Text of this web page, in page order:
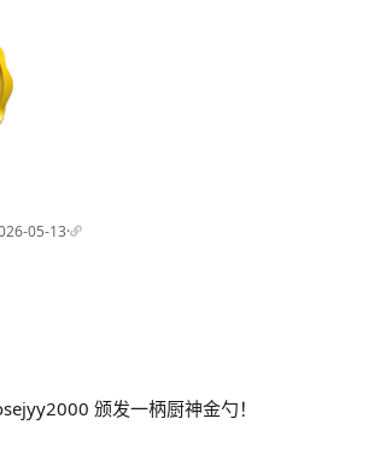
05-13·
颁发一柄厨神金勺！